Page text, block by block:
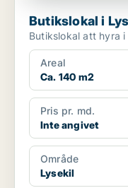
Butikslokal i
Butikslokal att hyra i
Areal
Ca. 140 m2
Pris pr. md.
Inte angivet
Område
Lysekil